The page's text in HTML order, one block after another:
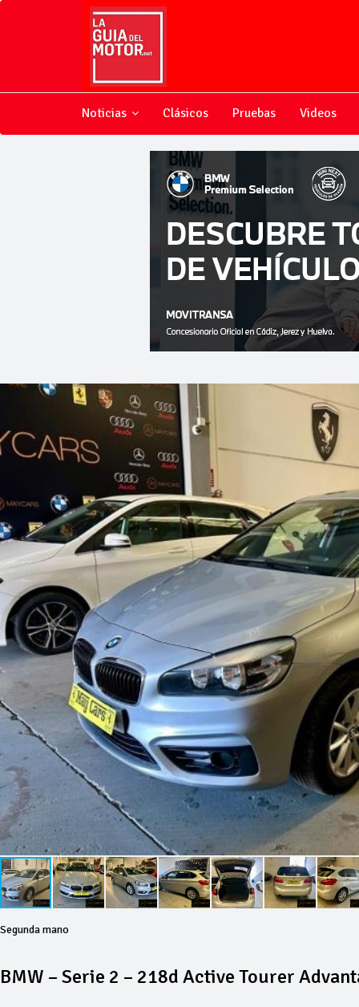
Noticias Clásicos Pruebas Videos
Segunda mano
BMW – Serie 2 – 218d Active Tourer